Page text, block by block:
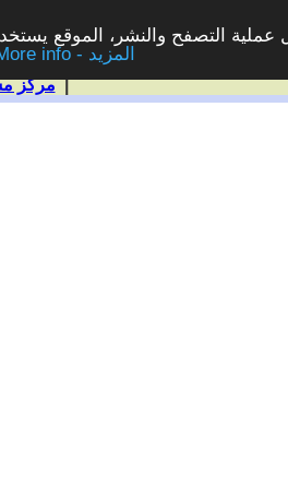
التصفح والنشر، الموقع
More info - المزيد
مركز|